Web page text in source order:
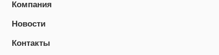
Компания
Новости
Контакты